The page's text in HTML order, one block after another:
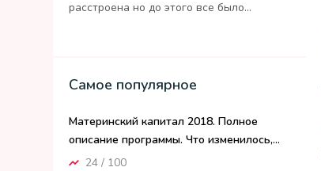
расстроена но до этого все было...
Самое популярное
Материнский капитал 2018. Полное
описание программы. Что изменилось,...
24 / 100